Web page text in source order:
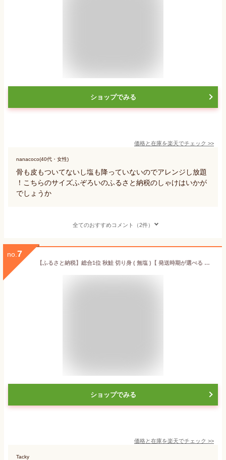
ショップでみる
価格と在庫を楽天でチェック >>
nanacoco(40代・女性)
骨も皮もついてないし塩も降っていないのでアレンジし放題
！こちらのサイズふぞろいのふるさと納税のしゃけはいかが
でしょうか
全てのおすすめコメント（2件）
no. 7
【ふるさと納税】総合1位 秋鮭 切り身 ( 無塩 )【 発送時期が選べる 】【1.4kg ～ 5.6kg】（ ふるさと納税 鮭 切身 切り身 秋鮭 訳あり ふるさと わけあり 秋鮭 国産 魚 海鮮 サケ シャケ 魚 海鮮 北海道 別海町 人気 ランキング 年内配送 ）
ショップでみる
価格と在庫を楽天でチェック >>
Tacky